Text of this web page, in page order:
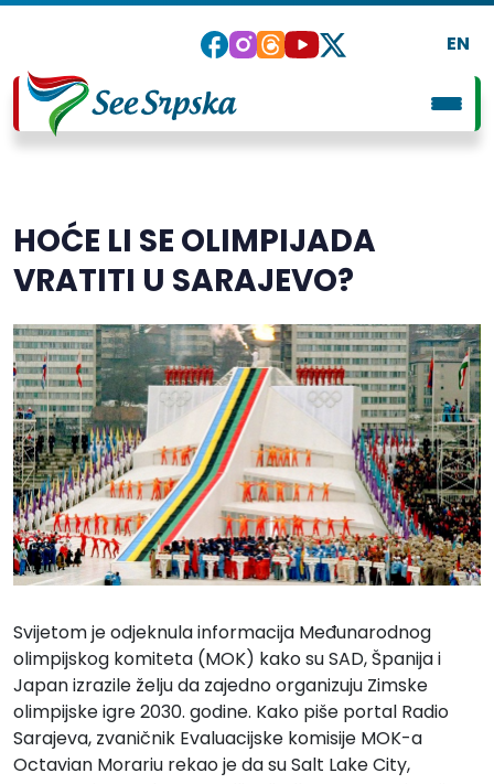
EN
HOĆE LI SE OLIMPIJADA
VRATITI U SARAJEVO?
Svijetom je odjeknula informacija Međunarodnog
olimpijskog komiteta (MOK) kako su SAD, Španija i
Japan izrazile želju da zajedno organizuju Zimske
olimpijske igre 2030. godine. Kako piše portal Radio
Sarajeva, zvaničnik Evaluacijske komisije MOK-a
Octavian Morariu rekao je da su Salt Lake City,